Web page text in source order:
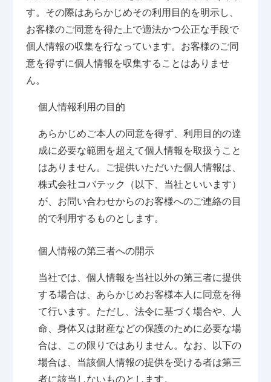
す。その際はあらかじめその利用目的を明示し、
お客様のご同意を得た上で適法かつ公正な手段で
個人情報の収集を行なっています。お客様のご同
意を得ずに個人情報を収集することはありませ
ん。
個人情報利用の目的
あらかじめご本人の同意を得ず、利用目的の達
成に必要な範囲を超えて個人情報を取扱うこと
はありません。ご提供いただいた個人情報は、
株式会社コバテック（以下、当社といいます）
が、お問い合わせからのお客様へのご連絡の目
的で利用するものとします。
個人情報の第三者への開示
当社では、個人情報を当社以外の第三者に提供
する場合は、あらかじめお客様本人に同意を得
て行います。ただし、法令に基づく場合や、人
命、身体又は財産などの保護のために必要な場
合は、この限りではありません。なお、以下の
場合は、当該個人情報の提供を受ける者は第三
者に該当しないものとします。